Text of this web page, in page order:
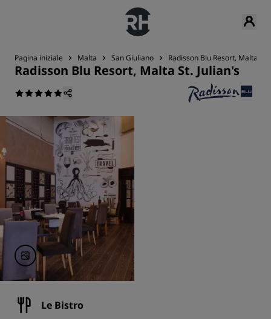
Pagina iniziale Malta San Giuliano Radisson Blu Resort, Malta St.
Radisson Blu Resort, Malta St. Julian's
Le Bistro